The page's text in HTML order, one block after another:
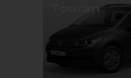
Touran